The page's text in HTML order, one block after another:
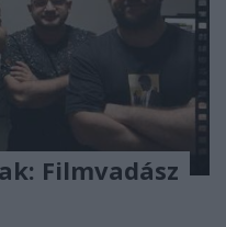
Filmvadász